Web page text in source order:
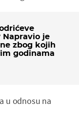
Napravio je
zbog kojih
godinama
u odnosu na